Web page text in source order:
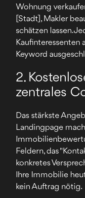
Wohnung
[Stadt], Makler
schätzen lassen.
Kaufinteressenten
Keyword
2.
zentrales
Das stärkste
Landingpage
Feldern, das
konkretes
Ihre Immobilie
kein Auftrag nötig.